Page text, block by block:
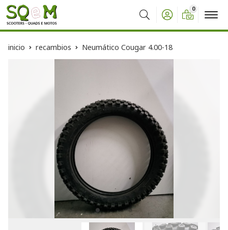
Buscar
0
inicio recambios Neumático Cougar 4.00-18